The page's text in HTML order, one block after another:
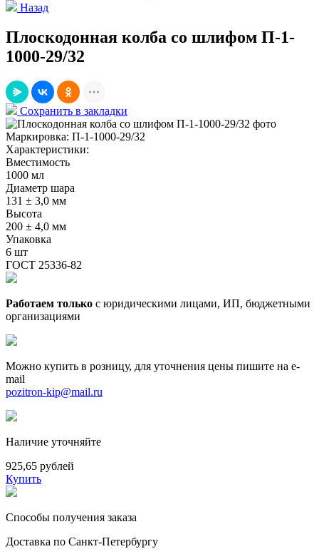
Назад
Плоскодонная колба со шлифом П-1-
1000-29/32
Сохранить в закладки
Маркировка: П-1-1000-29/32
Характеристики:
Вместимость
1000 мл
Диаметр шара
131 ± 3,0 мм
Высота
200 ± 4,0 мм
Упаковка
6 шт
ГОСТ 25336-82
Работаем только с юридическими лицами, ИП, бюджетными
организациями
Можно купить в розницу, для уточнения цены пишите на e-
mail
pozitron-kip@mail.ru
Наличие уточняйте
925,65 рублей
Купить
Способы получения заказа
Доставка по Санкт-Петербургу